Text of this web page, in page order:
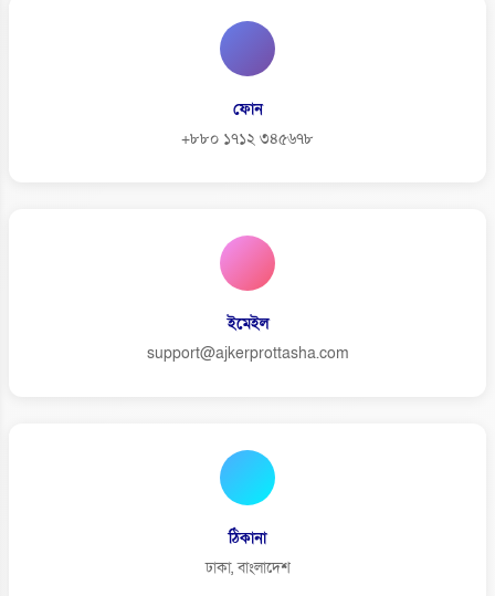
ফোন
+৮৮০ ১৭১২ ৩৪৫৬৭৮
ইমেইল
support@ajkerprottasha.com
ঠিকানা
ঢাকা, বাংলাদেশ